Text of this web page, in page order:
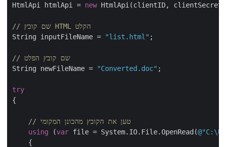
HtmlApi htmlApi = new HtmlApi(clientID,
// שם קובץ HTML הקלט
String inputFileName = "list.html"
// שם קובץ הפלט
String newFileName = "Converted.doc"
try
// טען את הקובץ מהכונן המקומי
using (var file = System.IO.File.OpenRead(
    {